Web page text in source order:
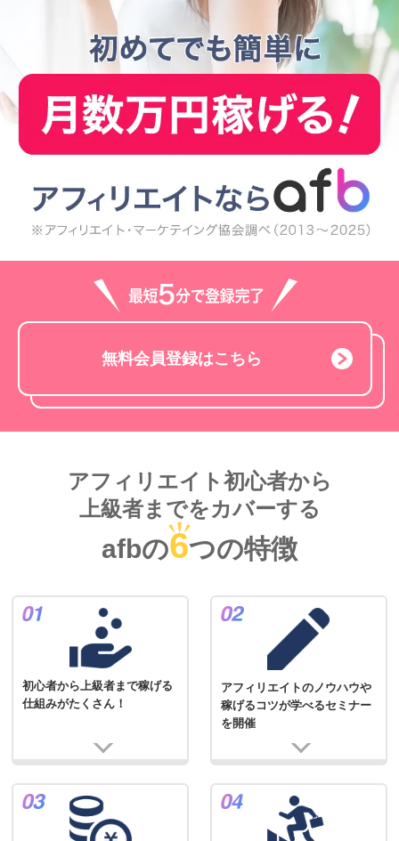
無料会員登録はこちら
アフィリエイト初心者から
上級者までをカバーする
afbの6つの特徴
初心者から上級者まで稼げる
仕組みがたくさん！
アフィリエイトのノウハウや
稼げるコツが学べるセミナー
を開催